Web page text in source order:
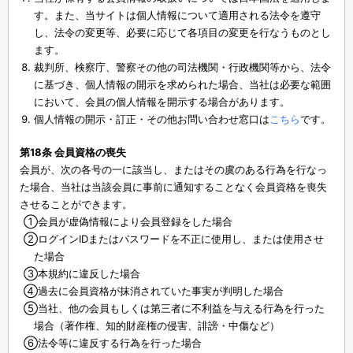
す。また、当サイトは個人情報について適用される法令を遵守
し、法令の変更等、必要に応じて各項目の変更を行なうものとし
ます。
裁判所、検察庁、警察その他の司法機関・行政機関等から、法令
に基づき、個人情報の開示を求められた場合、当社は必要な範囲
において、会員の個人情報を開示する場合があります。
個人情報の開示・訂正・その他お問い合わせ窓口は こちらです。
第18条 会員資格の喪失
会員が、次の各号の一に該当し、またはその虞のある行為を行なっ
た場合、当社は当該会員に事前に通知することなく会員資格を喪失
させることができます。
①会員が虚偽情報により会員登録をした場合
②ログインIDまたはパスワードを不正に使用し、または使用させ
た場合
③本規約に違反した場合
④過去に会員資格が抹消されていた事実が判明した場合
⑤当社、他の会員もしくは第三者に不利益を与える行為を行った
場合（著作権、知的財産権の侵害、誹謗・中傷など）
⑥法令等に違反する行為を行った場合